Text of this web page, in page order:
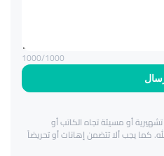
1000/1000
أو مسيئة تجاه الكاتب أو
كما يجب ألا تتضمن إهانات أو تحريضاً